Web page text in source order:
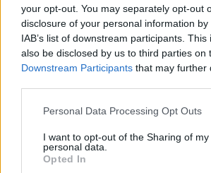
your opt-out. You may separately opt-out
disclosure of your personal information
IAB’s list of downstream participants.
also be disclosed by us to third parties on
Downstream Participants that may further
Please note that this website/app uses
not limited to your visit or usage
grant or deny consent to Google and its
use your data for below specified
Personal Data Processing Opt Outs
I want to opt-out of the Sharing of my
personal data.
Opted In
delle telecomunicazioni. Con
banda a 2 GHz e la
mobili, SpaceX è pronta a giocare
protagonista in un futuro sempre
AiAdhubMedia